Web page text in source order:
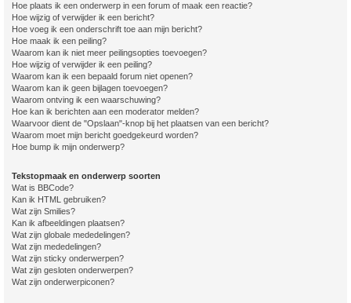
Hoe plaats ik een onderwerp in een forum of maak een reactie?
Hoe wijzig of verwijder ik een bericht?
Hoe voeg ik een onderschrift toe aan mijn bericht?
Hoe maak ik een peiling?
Waarom kan ik niet meer peilingsopties toevoegen?
Hoe wijzig of verwijder ik een peiling?
Waarom kan ik een bepaald forum niet openen?
Waarom kan ik geen bijlagen toevoegen?
Waarom ontving ik een waarschuwing?
Hoe kan ik berichten aan een moderator melden?
Waarvoor dient de "Opslaan"-knop bij het plaatsen van een bericht?
Waarom moet mijn bericht goedgekeurd worden?
Hoe bump ik mijn onderwerp?
Tekstopmaak en onderwerp soorten
Wat is BBCode?
Kan ik HTML gebruiken?
Wat zijn Smilies?
Kan ik afbeeldingen plaatsen?
Wat zijn globale mededelingen?
Wat zijn mededelingen?
Wat zijn sticky onderwerpen?
Wat zijn gesloten onderwerpen?
Wat zijn onderwerpiconen?